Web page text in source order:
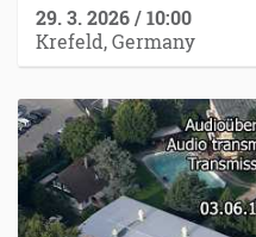
29. 3. 2026 / 10:00
Krefeld, Germany